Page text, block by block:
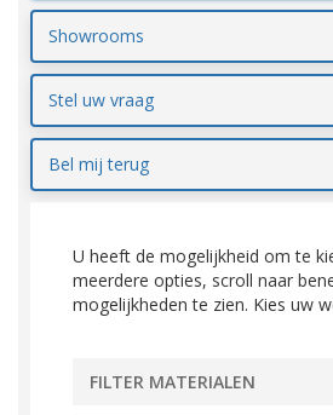
Showrooms
Stel uw vraag
Bel mij terug
U heeft de mogelijkheid om te
meerdere opties, scroll naar
mogelijkheden te zien. Kies uw
FILTER MATERIALEN